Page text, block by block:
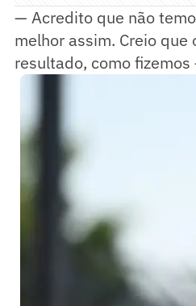
— Acredito que não
melhor assim. Creio
resultado, como